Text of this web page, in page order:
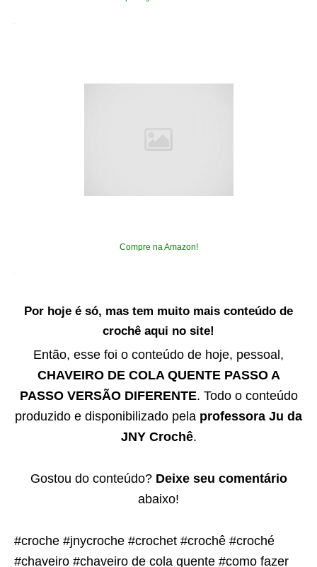
Compre na Amazon!
Por hoje é só, mas tem muito mais conteúdo de
crochê aqui no site!
Então, esse foi o conteúdo de hoje, pessoal,
CHAVEIRO DE COLA QUENTE PASSO A
PASSO VERSÃO DIFERENTE. Todo o conteúdo
produzido e disponibilizado pela professora Ju da
JNY Crochê.
Gostou do conteúdo? Deixe seu comentário
abaixo!
#croche #jnycroche #crochet #crochê #croché
#chaveiro #chaveiro de cola quente #como fazer